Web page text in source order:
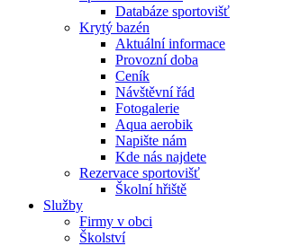
Databáze sportovišť
Krytý bazén
Aktuální informace
Provozní doba
Ceník
Návštěvní řád
Fotogalerie
Aqua aerobik
Napište nám
Kde nás najdete
Rezervace sportovišť
Školní hřiště
Služby
Firmy v obci
Školství